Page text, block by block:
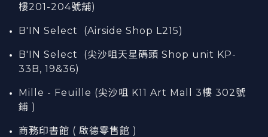
樓201-204號舖)
B'IN Select (Airside Shop L215)
B'IN Select (尖沙咀天星碼頭 Shop unit KP-
33B, 19&36)
Mille - Feuille (尖沙咀 K11 Art Mall 3樓 302號
鋪 )
商務印書館 ( 啟德零售館 )